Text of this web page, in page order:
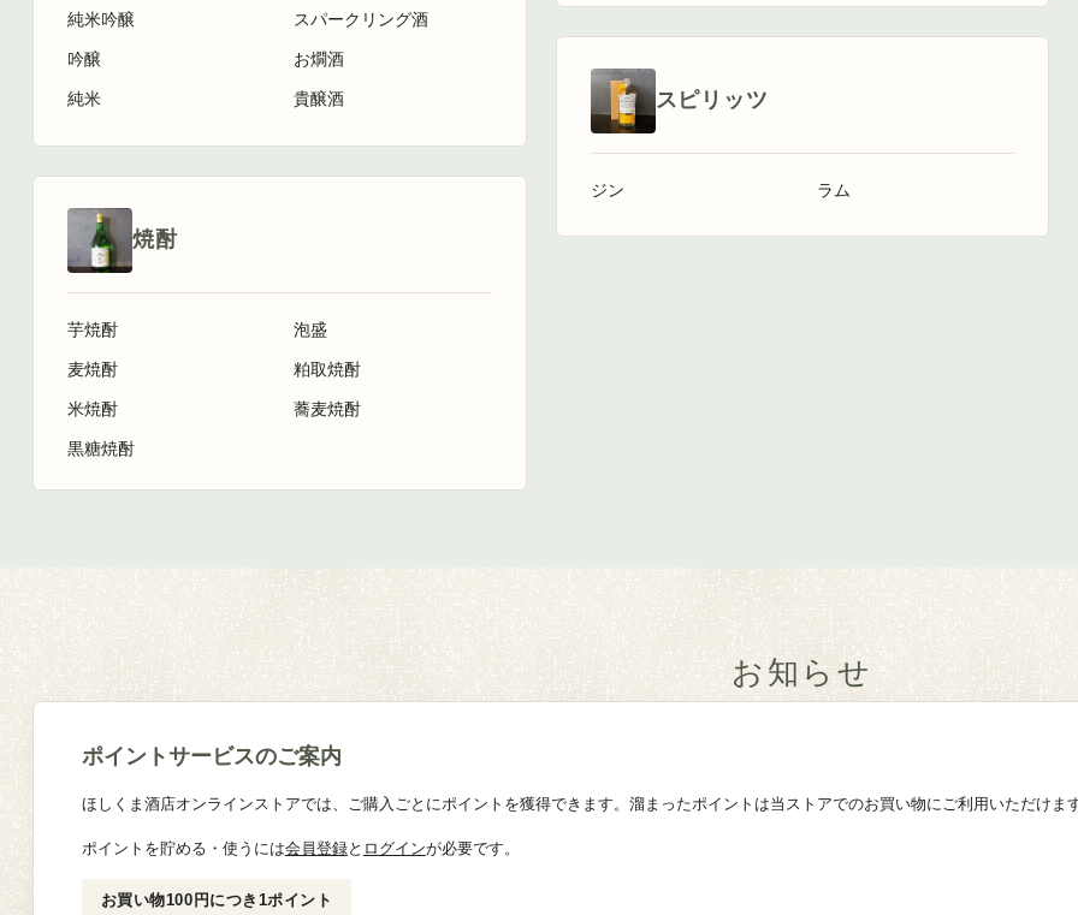
純米吟醸
吟醸
純米
スパークリング酒
お燗酒
貴醸酒
焼酎
芋焼酎
麦焼酎
米焼酎
黒糖焼酎
泡盛
粕取焼酎
蕎麦焼酎
スピリッツ
ジン ラム
お知らせ
ポイントサービスのご案内
ほしくま酒店オンラインストアでは、ご購入ごとにポイントを獲得できます。溜まったポイントは当ストアでのお買い物にご利用いただけま
ポイントを貯める・使うには会員登録と ログインが必要です。
お買い物100円につき1ポイント